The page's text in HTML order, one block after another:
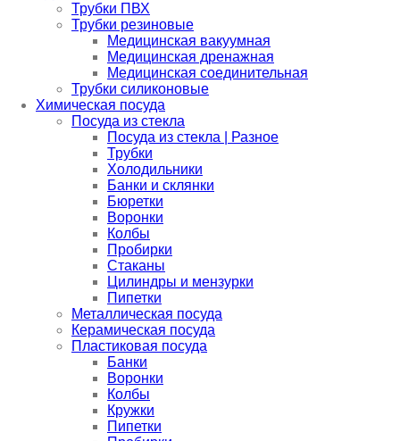
Трубки ПВХ
Трубки резиновые
Медицинская вакуумная
Медицинская дренажная
Медицинская соединительная
Трубки силиконовые
Химическая посуда
Посуда из стекла
Посуда из стекла | Разное
Трубки
Холодильники
Банки и склянки
Бюретки
Воронки
Колбы
Пробирки
Стаканы
Цилиндры и мензурки
Пипетки
Металлическая посуда
Керамическая посуда
Пластиковая посуда
Банки
Воронки
Колбы
Кружки
Пипетки